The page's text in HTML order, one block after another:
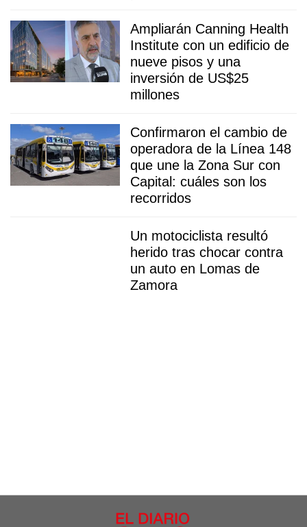
Ampliarán Canning Health
Institute con un edificio de
nueve pisos y una
inversión de US$25
millones
Confirmaron el cambio de
operadora de la Línea 148
que une la Zona Sur con
Capital: cuáles son los
recorridos
Un motociclista resultó
herido tras chocar contra
un auto en Lomas de
Zamora